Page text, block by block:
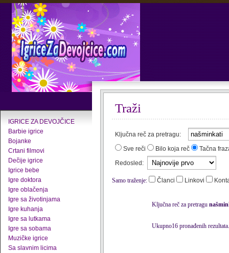
IGRICE ZA DEVOJČICE
Barbie igrice
Bojanke
Crtani filmovi
Dečije igrice
Igrice bebe
Igre doktora
Igre oblačenja
Igre sa životinjama
Igre kuhanja
Igre sa lutkama
Igre sa sobama
Muzičke igrice
Sa slavnim licima
Traži
Ključna reč za pretragu:
Sve reči
Bilo koja reč
Tačna
Redosled:
Samo traženje: Članci Linkovi
Ključna reč za pretragu
Ukupno16 pronađenih rezultata.